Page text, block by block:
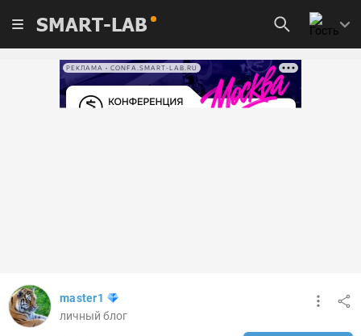
SMART-LAB
РЕКЛАМА • CONFA.SMART-LAB.RU
master1
личный блог